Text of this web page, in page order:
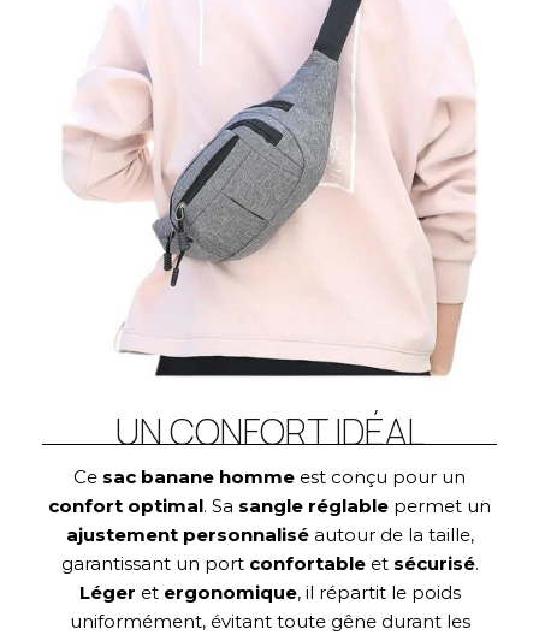
UN CONFORT IDÉAL
Ce sac banane homme est conçu pour un
confort optimal. Sa sangle réglable permet un
ajustement personnaliséautour de la taille,
garantissant un port confortableet sécurisé.
Léger et ergonomique, il répartit le poids
uniformément, évitant toute gêne durant les